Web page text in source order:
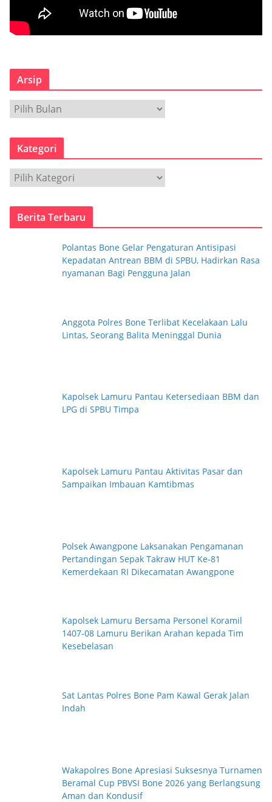
Arsip
r
s
p
Kategori
a
t
Berita Terbaru
Polantas Bone Gelar Pengaturan Antisipasi
Kepadatan Antrean BBM di SPBU, Hadirkan Rasa
nyamanan Bagi Pengguna Jalan
Anggota Polres Bone Terlibat Kecelakaan Lalu
Lintas, Seorang Balita Meninggal Dunia
Kapolsek Lamuru Pantau Ketersediaan BBM dan
LPG di SPBU Timpa
Kapolsek Lamuru Pantau Aktivitas Pasar dan
Sampaikan Imbauan Kamtibmas
Polsek Awangpone Laksanakan Pengamanan
Pertandingan Sepak Takraw HUT Ke-81
Kemerdekaan RI Dikecamatan Awangpone
Kapolsek Lamuru Bersama Personel Koramil
1407-08 Lamuru Berikan Arahan kepada Tim
Kesebelasan
Sat Lantas Polres Bone Pam Kawal Gerak Jalan
Indah
Wakapolres Bone Apresiasi Suksesnya Turnamen
Beramal Cup PBVSI Bone 2026 yang Berlangsung
Aman dan Kondusif